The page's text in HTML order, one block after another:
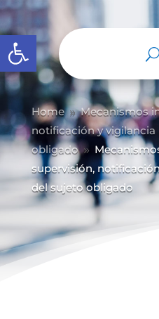
Abrir barra de herramientas
Home 9 Mecanismos
notificación y
obligado 9
supervisión,
del sujeto obligado